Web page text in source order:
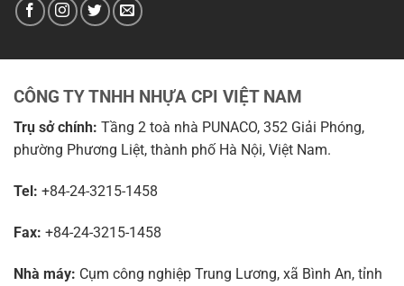
CÔNG TY TNHH NHỰA CPI VIỆT NAM
Trụ sở chính: Tầng 2 toà nhà PUNACO, 352 Giải Phóng,
phường Phương Liệt, thành phố Hà Nội, Việt Nam.
Tel: +84-24-3215-1458
Fax: +84-24-3215-1458
Nhà máy: Cụm công nghiệp Trung Lương, xã Bình An, tỉnh